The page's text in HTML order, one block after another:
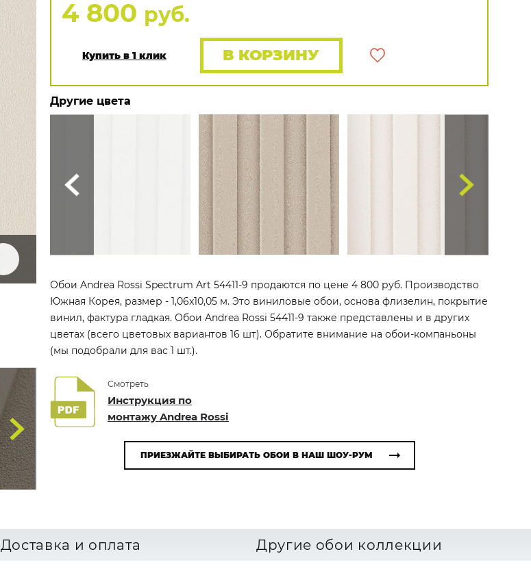
ПОКАЗАТЬ ВСЕ ОБОИ
4 800 руб.
Купить в 1 клик В КОРЗИНУ
Другие цвета
Обои Andrea Rossi Spectrum Art 54411-9 продаются по цене 4 800 руб. Производство
Южная Корея, размер - 1,06x10,05 м. Это виниловые обои, основа флизелин, покрытие
винил, фактура гладкая. Обои Andrea Rossi 54411-9 также представлены и в других
цветах (всего цветовых вариантов 16 шт). Обратите внимание на обои-компаньоны
(мы подобрали для вас 1 шт.).
Смотреть
Инструкция по
монтажу Andrea Rossi
ПРИЕЗЖАЙТЕ ВЫБИРАТЬ ОБОИ В НАШ ШОУ-РУМ
Доставка и оплата Другие обои коллекции